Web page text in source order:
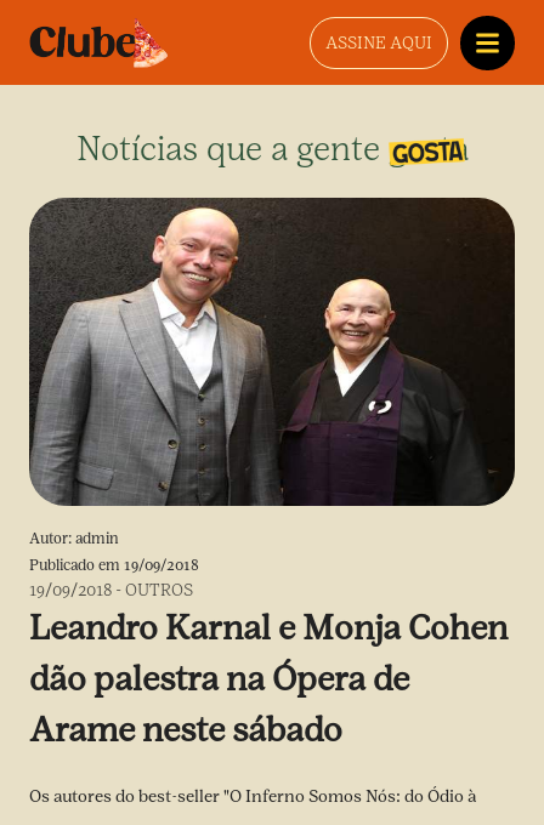
ASSINE AQUI
Notícias que a gente gosta
Autor: admin
Publicado em 19/09/2018
19/09/2018 -OUTROS
Leandro Karnal e Monja Cohen
dão palestra na Ópera de
Arame neste sábado
Os autores do best-seller "O Inferno Somos Nós: do Ódio à